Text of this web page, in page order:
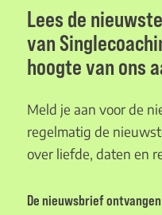
Lees de
van
hoogte van ons
Meld je aan voor de
regelmatig de
over liefde, daten en
De nieuwsbrief ontvangen